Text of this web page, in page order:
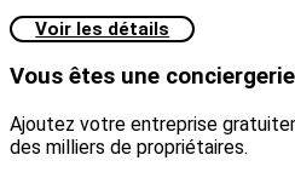
Voir les détails
Vous êtes une
Ajoutez votre entreprise
des milliers de propriétaires.